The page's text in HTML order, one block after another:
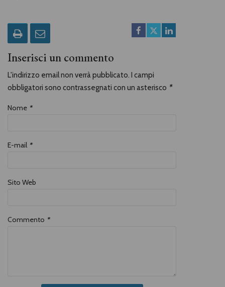
Inserisci un commento
L'indirizzo email non verrà pubblicato. I campi
obbligatori sono contrassegnati con un asterisco *
Nome *
E-mail *
Sito Web
Commento *